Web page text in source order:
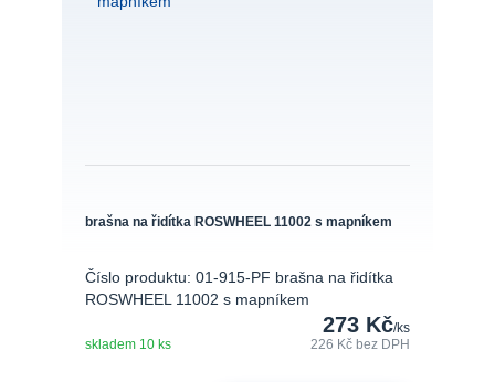
brašna na řidítka ROSWHEEL 11002 s mapníkem
Číslo produktu: 01-915-PF brašna na řidítka
ROSWHEEL 11002 s mapníkem
273 Kč/ks
226 Kčbez DPH
skladem 10 ks